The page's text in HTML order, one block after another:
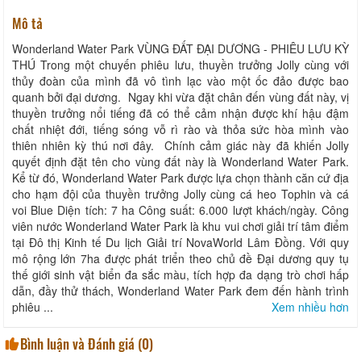
Mô tả
Wonderland Water Park VÙNG ĐẤT ĐẠI DƯƠNG - PHIÊU LƯU KỲ
THÚ Trong một chuyến phiêu lưu, thuyền trưởng Jolly cùng với
thủy đoàn của mình đã vô tình lạc vào một ốc đảo được bao
quanh bởi đại dương. Ngay khi vừa đặt chân đến vùng đất này, vị
thuyền trưởng nổi tiếng đã có thể cảm nhận được khí hậu đậm
chất nhiệt đới, tiếng sóng vỗ rì rào và thỏa sức hòa mình vào
thiên nhiên kỳ thú nơi đây. Chính cảm giác này đã khiến Jolly
quyết định đặt tên cho vùng đất này là Wonderland Water Park.
Kể từ đó, Wonderland Water Park được lựa chọn thành căn cứ địa
cho hạm đội của thuyền trưởng Jolly cùng cá heo Tophin và cá
voi Blue Diện tích: 7 ha Công suất: 6.000 lượt khách/ngày. Công
viên nước Wonderland Water Park là khu vui chơi giải trí tâm điểm
tại Đô thị Kinh tế Du lịch Giải trí NovaWorld Lâm Đồng. Với quy
mô rộng lớn 7ha được phát triển theo chủ đề Đại dương quy tụ
thế giới sinh vật biển đa sắc màu, tích hợp đa dạng trò chơi hấp
dẫn, đầy thử thách, Wonderland Water Park đem đến hành trình
phiêu ...
Xem nhiều hơn
Bình luận và Đánh giá (0)